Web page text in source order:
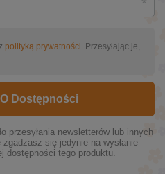
polityką prywatności . Przesyłając je,
Dostępności
przesyłania newsletterów lub innych
się jedynie na wysłanie
dostępności tego produktu.